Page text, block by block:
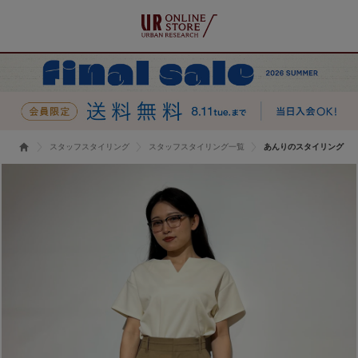
スタッフスタイリング スタッフスタイリング一覧 あんりのスタイリング